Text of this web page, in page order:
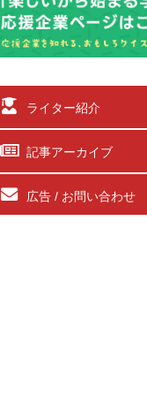
ライター紹介
記事アーカイブ
広告 / お問い合わせ